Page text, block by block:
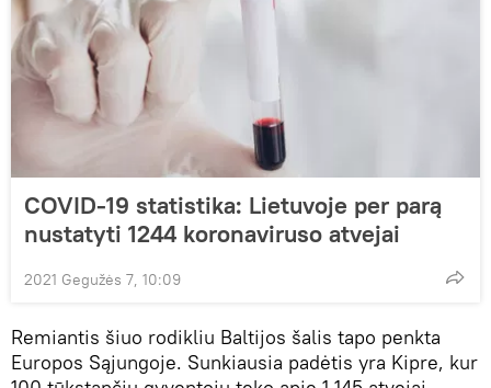
COVID-19 statistika: Lietuvoje per parą
nustatyti 1244 koronaviruso atvejai
2021 Gegužės 7, 10:09
Remiantis šiuo rodikliu Baltijos šalis tapo penkta
Europos Sąjungoje. Sunkiausia padėtis yra Kipre, kur